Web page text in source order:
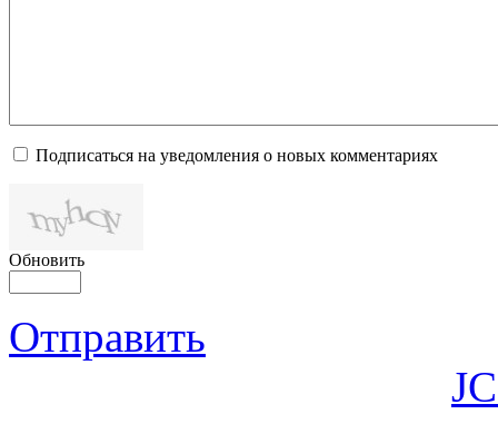
Подписаться на уведомления о новых комментариях
Обновить
Отправить